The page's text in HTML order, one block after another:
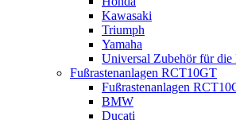
Kawasaki
Triumph
Yamaha
Universal Zubehör für die
Fußrastenanlagen RCT10GT
Fußrastenanlagen
BMW
Ducati